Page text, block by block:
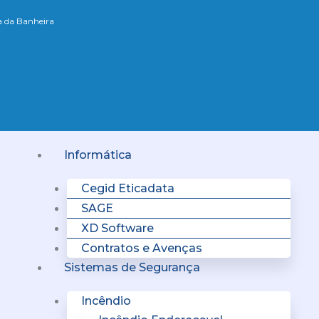
da Banheira
Informática
Cegid Eticadata
SAGE
XD Software
Contratos e Avenças
Sistemas de Segurança
Incêndio
Menu